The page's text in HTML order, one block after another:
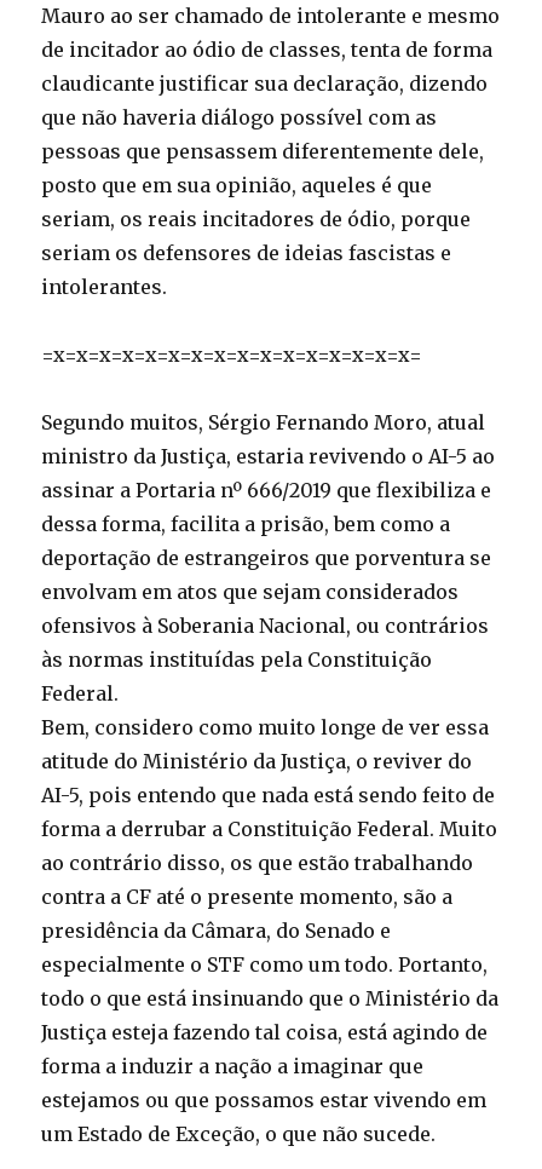
Mauro ao ser chamado de intolerante e mesmo
de incitador ao ódio de classes, tenta de forma
claudicante justificar sua declaração, dizendo
que não haveria diálogo possível com as
pessoas que pensassem diferentemente dele,
posto que em sua opinião, aqueles é que
seriam, os reais incitadores de ódio, porque
seriam os defensores de ideias fascistas e
intolerantes.
=x=x=x=x=x=x=x=x=x=x=x=x=x=x=x=x=
Segundo muitos, Sérgio Fernando Moro, atual
ministro da Justiça, estaria revivendo o AI-5 ao
assinar a Portaria nº 666/2019 que flexibiliza e
dessa forma, facilita a prisão, bem como a
deportação de estrangeiros que porventura se
envolvam em atos que sejam considerados
ofensivos à Soberania Nacional, ou contrários
às normas instituídas pela Constituição
Federal.
Bem, considero como muito longe de ver essa
atitude do Ministério da Justiça, o reviver do
AI-5, pois entendo que nada está sendo feito de
forma a derrubar a Constituição Federal. Muito
ao contrário disso, os que estão trabalhando
contra a CF até o presente momento, são a
presidência da Câmara, do Senado e
especialmente o STF como um todo. Portanto,
todo o que está insinuando que o Ministério da
Justiça esteja fazendo tal coisa, está agindo de
forma a induzir a nação a imaginar que
estejamos ou que possamos estar vivendo em
um Estado de Exceção, o que não sucede.